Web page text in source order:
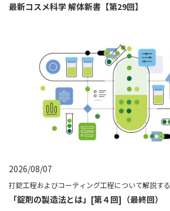
最新コスメ科学 解体新書【第29回】
2026/08/07
打錠工程およびコーティング工程について解説する
「錠剤の製造法とは」[第４回]（最終回）